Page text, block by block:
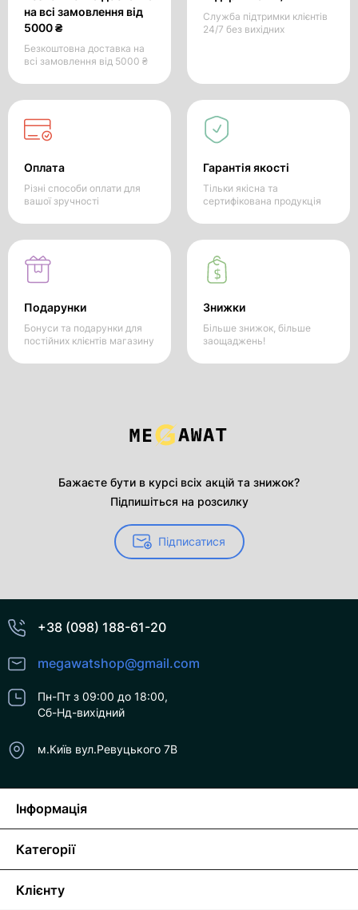
на всі замовлення від
5000 ₴
Безкоштовна доставка на
всі замовлення від 5000 ₴
Служба підтримки клієнтів
24/7 без вихідних
Оплата
Різні способи оплати для
вашої зручності
Гарантія якості
Тільки якісна та
сертифікована продукція
Подарунки
Бонуси та подарунки для
постійних клієнтів магазину
Знижки
Більше знижок, більше
заощаджень!
Бажаєте бути в курсі всіх акцій та знижок?
Підпишіться на розсилку
Підписатися
+38 (098) 188-61-20
megawatshop@gmail.com
Пн-Пт з 09:00 до 18:00,
Сб-Нд-вихідний
м.Київ вул.Ревуцького 7В
Інформація
Категорії
Клієнту